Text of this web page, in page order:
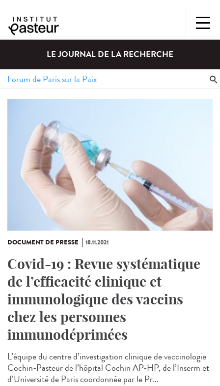
LE JOURNAL DE LA RECHERCHE
DOCUMENT DE PRESSE 18.11.2021
Covid-19 : Revue systématique
de l’efficacité clinique et
immunologique des vaccins
chez les personnes
immunodéprimées
L’équipe du centre d’investigation clinique de vaccinologie
Cochin-Pasteur de l’hôpital Cochin AP-HP, de l’Inserm et
d’Université de Paris coordonnée par le Pr...